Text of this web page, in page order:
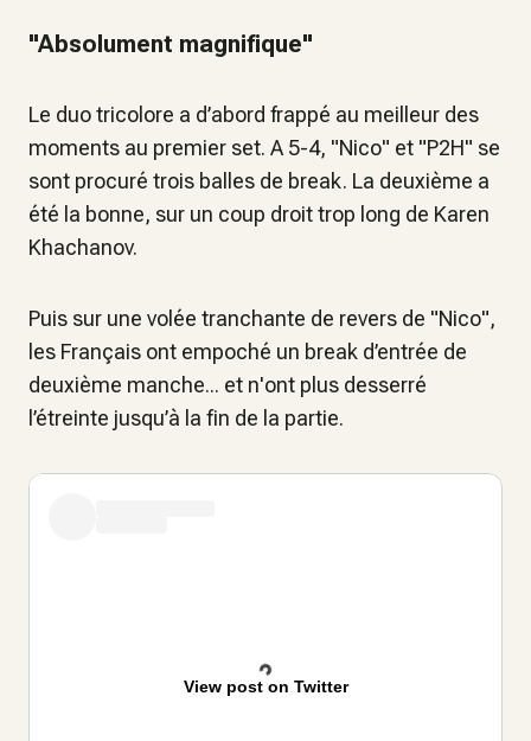
"Absolument magnifique"
Le duo tricolore a d’abord frappé au meilleur des
moments au premier set. A 5-4, "Nico" et "P2H" se
sont procuré trois balles de break. La deuxième a
été la bonne, sur un coup droit trop long de Karen
Khachanov.
Puis sur une volée tranchante de revers de "Nico",
les Français ont empoché un break d’entrée de
deuxième manche... et n'ont plus desserré
l’étreinte jusqu’à la fin de la partie.
View post on Twitter